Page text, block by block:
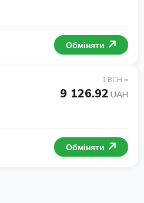
Обміняти
1 BCH =
9 126.92 UAH
Обміняти